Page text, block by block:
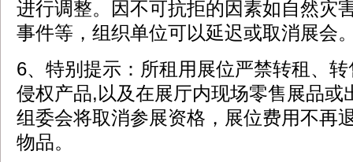
进行调整。因不可抗拒的因素如自然灾
事件等，组织单位可以延迟或取消展会
6、特别提示：所租用展位严禁转租、
侵权产品,以及在展厅内现场零售展品或
组委会将取消参展资格，展位费用不再
物品。